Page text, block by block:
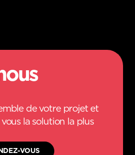
de votre projet et
la solution la plus
VOUS